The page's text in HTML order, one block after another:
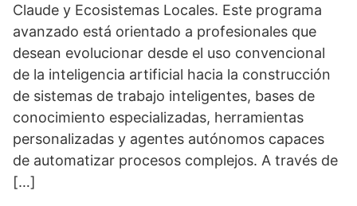
Claude y Ecosistemas Locales. Este programa
avanzado está orientado a profesionales que
desean evolucionar desde el uso convencional
de la inteligencia artificial hacia la construcción
de sistemas de trabajo inteligentes, bases de
conocimiento especializadas, herramientas
personalizadas y agentes autónomos capaces
de automatizar procesos complejos. A través de
[…]